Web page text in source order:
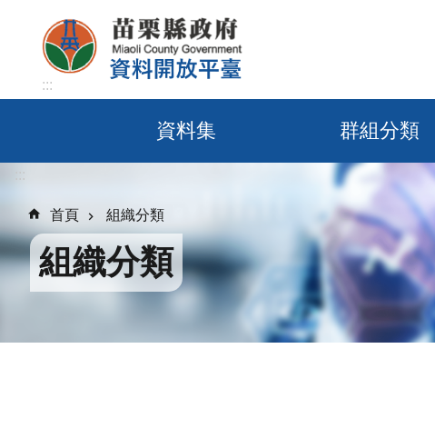
跳到主要內容區塊
:::
資料集 群組分類
:::
首頁 組織分類
組織分類